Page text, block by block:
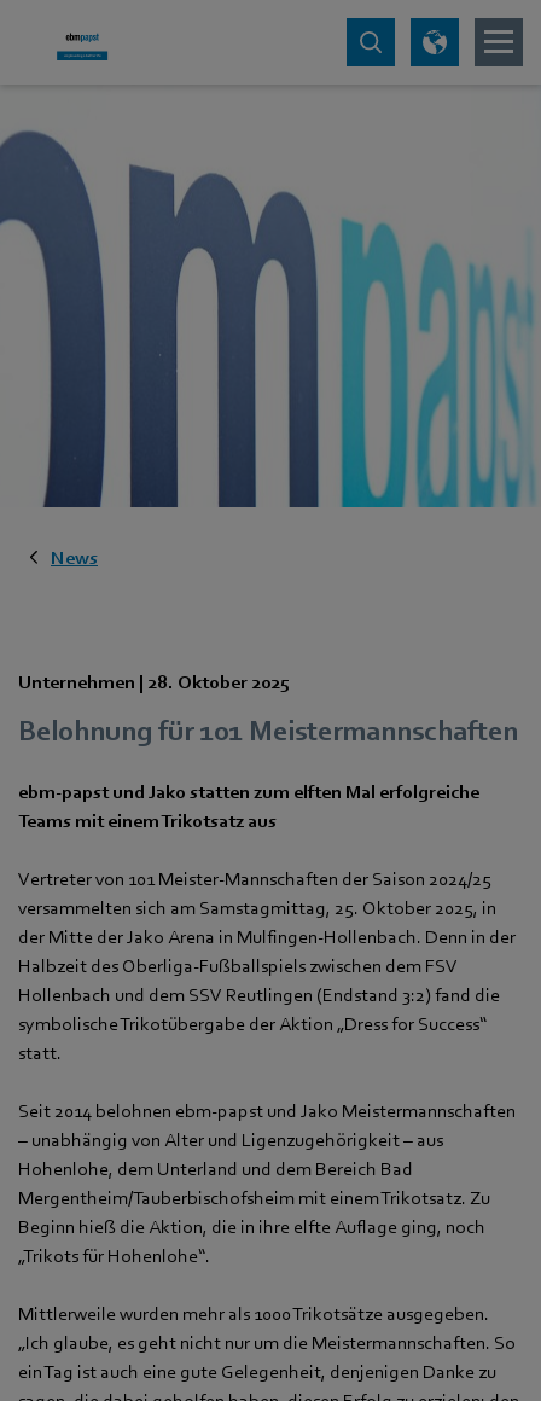
News
Unternehmen | 28. Oktober 2025
Belohnung für 101 Meistermannschaften
ebm‑papst und Jako statten zum elften Mal erfolgreiche
Teams mit einem Trikotsatz aus
Vertreter von 101 Meister-Mannschaften der Saison 2024/25
versammelten sich am Samstagmittag, 25. Oktober 2025, in
der Mitte der Jako Arena in Mulfingen-Hollenbach. Denn in der
Halbzeit des Oberliga-Fußballspiels zwischen dem FSV
Hollenbach und dem SSV Reutlingen (Endstand 3:2) fand die
symbolische Trikotübergabe der Aktion „Dress for Success“
statt.
Seit 2014 belohnen ebm‑papst und Jako Meistermannschaften
– unabhängig von Alter und Ligenzugehörigkeit – aus
Hohenlohe, dem Unterland und dem Bereich Bad
Mergentheim/Tauberbischofsheim mit einem Trikotsatz. Zu
Beginn hieß die Aktion, die in ihre elfte Auflage ging, noch
„Trikots für Hohenlohe“.
Mittlerweile wurden mehr als 1000 Trikotsätze ausgegeben.
„Ich glaube, es geht nicht nur um die Meistermannschaften. So
ein Tag ist auch eine gute Gelegenheit, denjenigen Danke zu